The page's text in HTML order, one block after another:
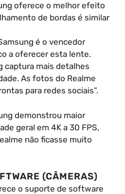
oferece o melhor efeito
de bordas é similar
é o vencedor
a oferecer esta lente.
captura mais detalhes
As fotos do Realme
para redes sociais”.
demonstrou maior
geral em 4K a 30 FPS,
não ficasse muito
(CÂMERAS)
o suporte de software